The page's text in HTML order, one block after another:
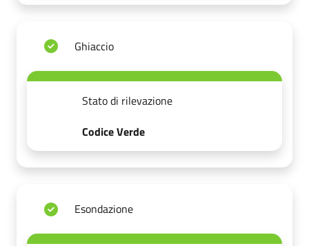
Ghiaccio
Stato di rilevazione
Codice Verde
Esondazione